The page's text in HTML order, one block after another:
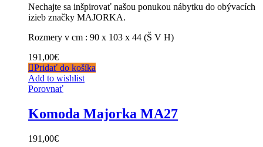
Nechajte sa inšpirovať našou ponukou nábytku do obývacích
izieb značky MAJORKA.
Rozmery v cm : 90 x 103 x 44 (Š V H)
191,00€
Pridať do košíka
Add to wishlist
Porovnať
Komoda Majorka MA27
191,00€